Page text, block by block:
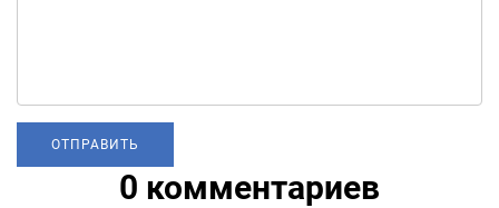
0 комментариев